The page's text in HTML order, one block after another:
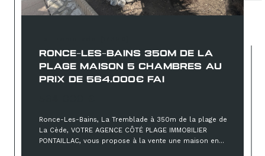
RONCE-LES-BAINS 350M DE LA
PLAGE MAISON 5 CHAMBRES AU
PRIX DE 564.000€ FAI
Ronce-Les-Bains, La Tremblade à 350m de la plage de
La Cède, VOTRE AGENCE CÔTÉ PLAGE IMMOBILIER
PONTAILLAC, vous propose à la vente une maison en...